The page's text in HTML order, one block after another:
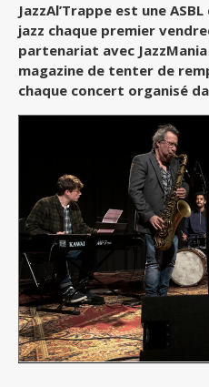
JazzAl’Trappe est une
jazz chaque premier
partenariat avec
magazine de tenter de
chaque concert organisé